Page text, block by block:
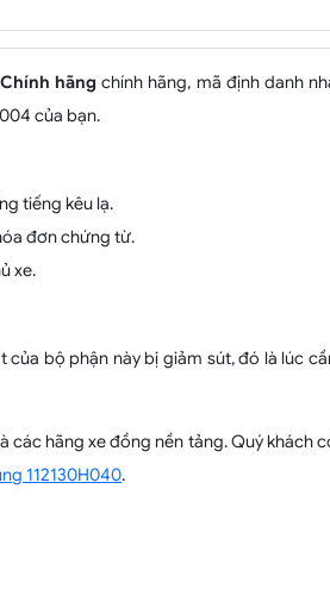
Chính hãng chính hãng, mã định danh
của bạn.
tiếng kêu lạ.
đơn chứng từ.
xe.
của bộ phận này bị giảm sút, đó là lúc
các hãng xe đồng nền tảng. Quý khách
112130H040.